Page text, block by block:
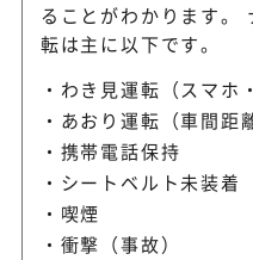
ることがわかります。
転は主に以下です。
わき見運転（スマホ
あおり運転（車間距
携帯電話保持
シートベルト未装着
喫煙
衝撃（事故）